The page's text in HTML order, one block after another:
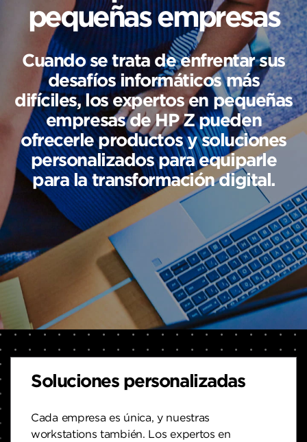
pequeñas empresas
Cuando se trata de enfrentar sus
desafíos informáticos más
difíciles, los expertos en pequeñas
empresas de HP Z pueden
ofrecerle productos y soluciones
personalizados para equiparle
para la transformación digital.
Soluciones personalizadas
Cada empresa es única, y nuestras
workstations también. Los expertos en